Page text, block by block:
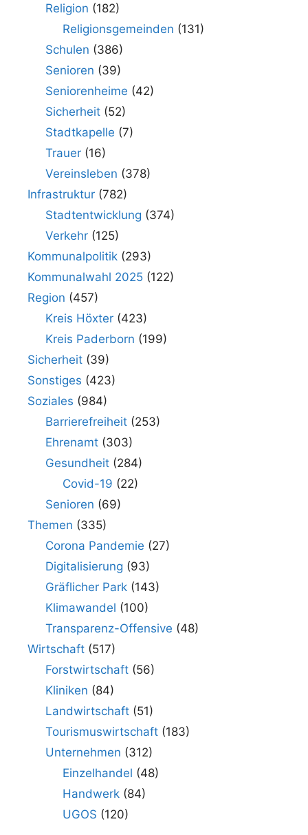
Religion (182)
Religionsgemeinden (131)
Schulen (386)
Senioren (39)
Seniorenheime (42)
Sicherheit(52)
Stadtkapelle (7)
Trauer(16)
Vereinsleben (378)
Infrastruktur (782)
Stadtentwicklung (374)
Verkehr(125)
Kommunalpolitik (293)
Kommunalwahl 2025 (122)
Region (457)
Kreis Höxter(423)
Kreis Paderborn (199)
Sicherheit (39)
Sonstiges (423)
Soziales (984)
Barrierefreiheit(253)
Ehrenamt(303)
Gesundheit(284)
Covid-19 (22)
Senioren (69)
Themen (335)
Corona Pandemie (27)
Digitalisierung (93)
Gräflicher Park(143)
Klimawandel (100)
Transparenz-Offensive (48)
Wirtschaft (517)
Forstwirtschaft(56)
Kliniken (84)
Landwirtschaft(51)
Tourismuswirtschaft(183)
Unternehmen (312)
Einzelhandel (48)
Handwerk (84)
UGOS (120)